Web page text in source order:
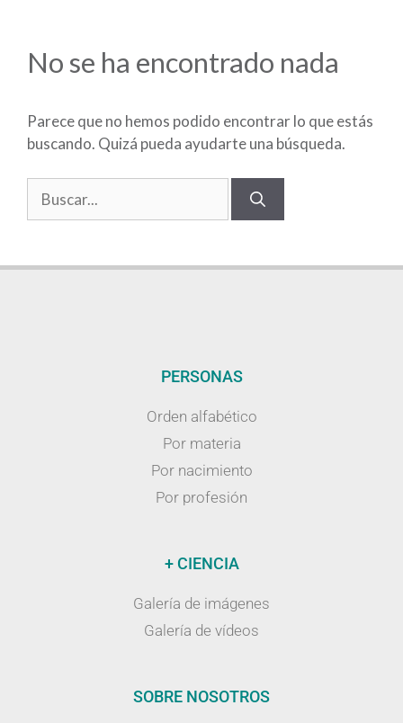
No se ha encontrado nada
Parece que no hemos podido encontrar lo que estás
buscando. Quizá pueda ayudarte una búsqueda.
PERSONAS
Orden alfabético
Por materia
Por nacimiento
Por profesión
+ CIENCIA
Galería de imágenes
Galería de vídeos
SOBRE NOSOTROS